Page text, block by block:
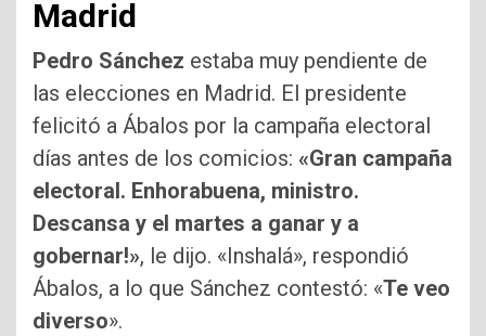
Madrid
Pedro Sánchez estaba muy pendiente de
las elecciones en Madrid. El presidente
felicitó a Ábalos por la campaña electoral
días antes de los comicios: «Gran campaña
electoral. Enhorabuena, ministro.
Descansa y el martes a ganar y a
gobernar!», le dijo. «Inshalá», respondió
Ábalos, a lo que Sánchez contestó: «Te veo
diverso».